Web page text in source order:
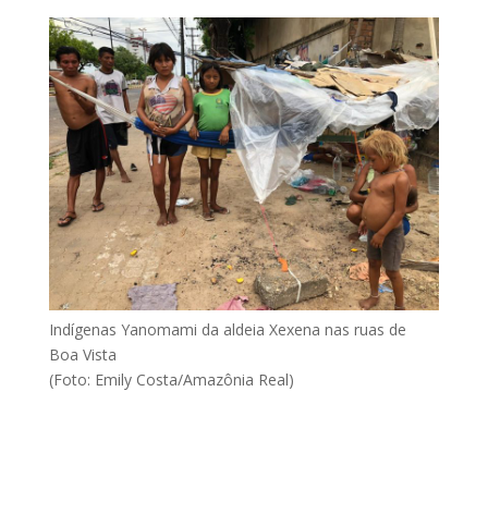
Indígenas Yanomami da aldeia Xexena nas ruas de
Boa Vista
(Foto: Emily Costa/Amazônia Real)